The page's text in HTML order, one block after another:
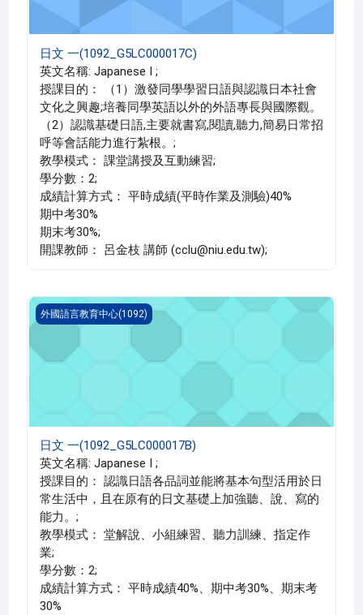
日文 一(1092_G5LC000017C)
英文名稱: Japanese I ;
授課目的： （1）激發同學學習日語與認識日本社會
文化之興趣;培養同學英語以外的外語專長與國際觀。
（2）認識基礎日語,主要就書寫,閱讀,聽力,簡易日常招
呼等會話能力進行紮根。;
教學模式： 課堂講授及互動練習;
學分數：2;
成績計算方式： 平時成績(平時作業及測驗)40%
期中考30%
期末考30%;
開課教師： 呂金枝 講師 (cclu@niu.edu.tw);
日文 一(1092_G5LC000017B)
外國語言教育中心(1092)
日文 一(1092_G5LC000017B)
英文名稱: Japanese I ;
授課目的： 認識日語各品詞並能將基本句型活用於日
常生活中，且在原有的日文基礎上加強聽、說、寫的
能力。;
教學模式： 堂解說、小組練習、聽力訓練、指定作
業;
學分數：2;
成績計算方式： 平時成績40%、期中考30%、期末考
30%